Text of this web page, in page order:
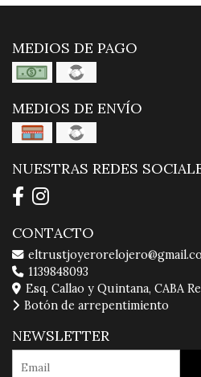
MEDIOS DE PAGO
MEDIOS DE ENVÍO
NUESTRAS REDES
CONTACTO
1139848093
Esq. Callao y Quintana, CABA
Botón de arrepentimiento
NEWSLETTER